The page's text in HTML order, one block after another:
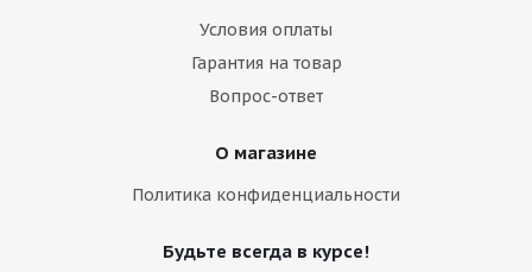
Условия оплаты
Гарантия на товар
Вопрос-ответ
О магазине
Политика конфиденциальности
Будьте всегда в курсе!